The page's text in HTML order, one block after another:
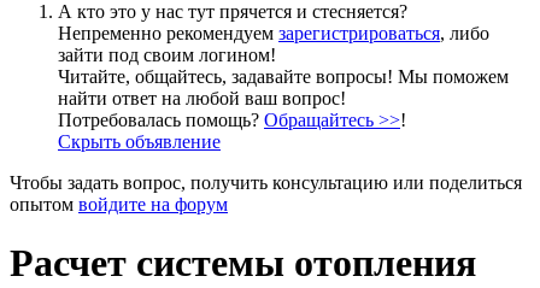
А кто это у нас тут прячется и стесняется?
Непременно рекомендуем зарегистрироваться, либо
зайти под своим логином!
Читайте, общайтесь, задавайте вопросы! Мы поможем
найти ответ на любой ваш вопрос!
Потребовалась помощь? Обращайтесь >>!
Скрыть объявление
Чтобы задать вопрос, получить консультацию или поделиться
опытом войдите на форум
Расчет системы отопления